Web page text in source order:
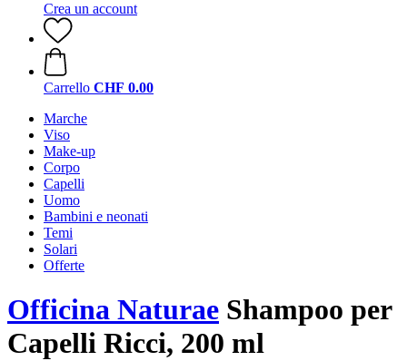
Crea un account
Carrello CHF 0.00
Marche
Viso
Make-up
Corpo
Capelli
Uomo
Bambini e neonati
Temi
Solari
Offerte
Officina Naturae Shampoo per
Capelli Ricci, 200 ml